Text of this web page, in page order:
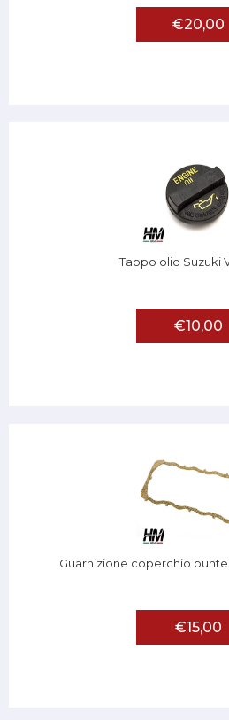
€20,00
Tappo olio Suzuki
€10,00
Guarnizione coperchio
€15,00